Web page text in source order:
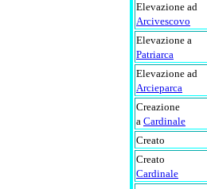
Elevazione ad
Arcivescovo
Elevazione a
Patriarca
Elevazione ad
Arcieparca
Creazione
a Cardinale
Creato
Creato
Cardinale